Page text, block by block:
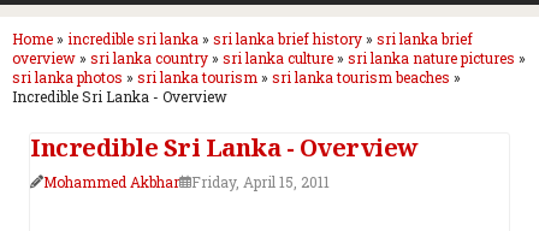
Home» incredible sri lanka » sri lanka brief history» sri lanka brief
overview» sri lanka country» sri lanka culture» sri lanka nature pictures »
sri lanka photos » sri lanka tourism » sri lanka tourism beaches »
Incredible Sri Lanka - Overview
Incredible Sri Lanka - Overview
Mohammed Akbhar Friday, April 15, 2011